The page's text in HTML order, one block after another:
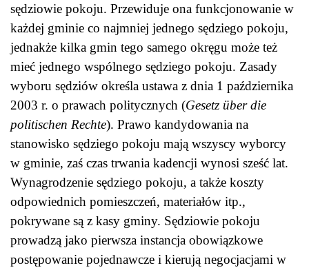
sędziowie pokoju. Przewiduje ona funkcjonowanie w
każdej gminie co najmniej jednego sędziego pokoju,
jednakże kilka gmin tego samego okręgu może też
mieć jednego wspólnego sędziego pokoju. Zasady
wyboru sędziów określa ustawa z dnia 1 października
2003 r. o prawach politycznych (Gesetz über die
politischen Rechte). Prawo kandydowania na
stanowisko sędziego pokoju mają wszyscy wyborcy
w gminie, zaś czas trwania kadencji wynosi sześć lat.
Wynagrodzenie sędziego pokoju, a także koszty
odpowiednich pomieszczeń, materiałów itp.,
pokrywane są z kasy gminy. Sędziowie pokoju
prowadzą jako pierwsza instancja obowiązkowe
postępowanie pojednawcze i kierują negocjacjami w